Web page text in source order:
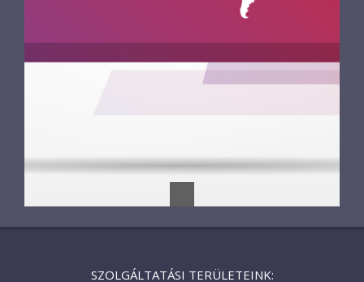
SZOLGÁLTATÁSI TERÜLETEINK: